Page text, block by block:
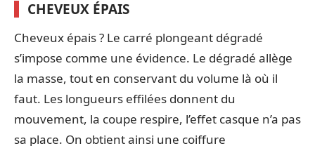
CHEVEUX ÉPAIS
Cheveux épais ? Le carré plongeant dégradé
s’impose comme une évidence. Le dégradé allège
la masse, tout en conservant du volume là où il
faut. Les longueurs effilées donnent du
mouvement, la coupe respire, l’effet casque n’a pas
sa place. On obtient ainsi une coiffure